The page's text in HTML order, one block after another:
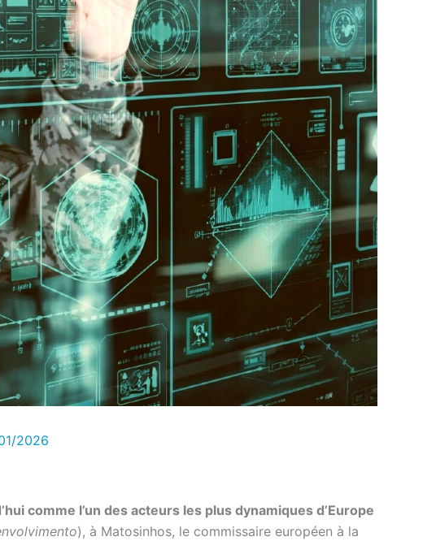
2026
comme l’un des acteurs les plus dynamiques d’Europe
), à Matosinhos, le commissaire européen à la